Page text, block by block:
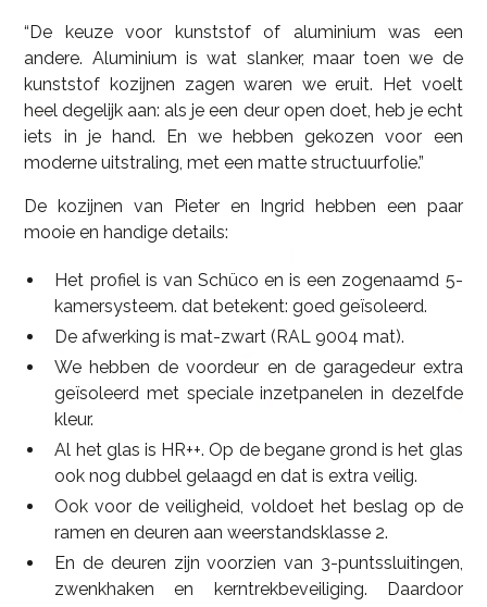
“De keuze voor kunststof of aluminium was een
andere. Aluminium is wat slanker, maar toen we de
kunststof kozijnen zagen waren we eruit. Het voelt
heel degelijk aan: als je een deur open doet, heb je echt
iets in je hand. En we hebben gekozen voor een
moderne uitstraling, met een matte structuurfolie.”
De kozijnen van Pieter en Ingrid hebben een paar
mooie en handige details:
Het profiel is van Schüco en is een zogenaamd 5-
kamersysteem. dat betekent: goed geïsoleerd.
De afwerking is mat-zwart (RAL 9004 mat).
We hebben de voordeur en de garagedeur extra
geïsoleerd met speciale inzetpanelen in dezelfde
kleur.
Al het glas is HR++. Op de begane grond is het glas
ook nog dubbel gelaagd en dat is extra veilig.
Ook voor de veiligheid, voldoet het beslag op de
ramen en deuren aan weerstandsklasse 2.
En de deuren zijn voorzien van 3-puntssluitingen,
zwenkhaken en kerntrekbeveiliging. Daardoor